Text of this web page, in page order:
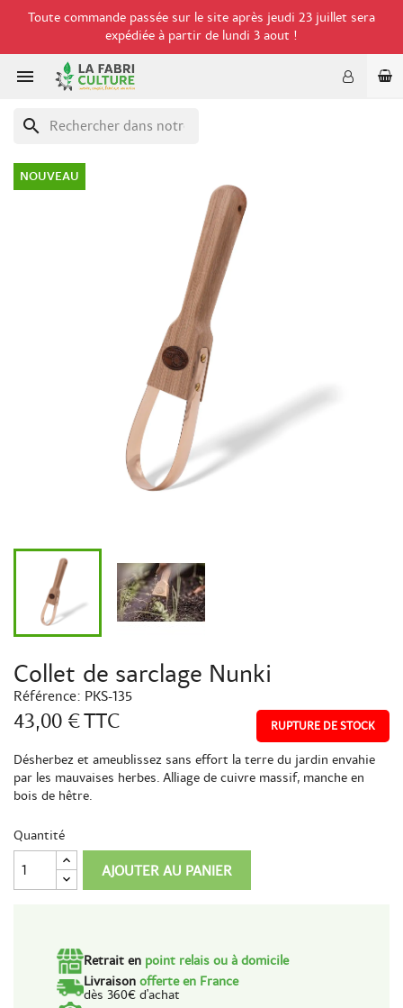
Toute commande passée sur le site après jeudi 23 juillet sera
expédiée à partir de lundi 3 aout !

search
NOUVEAU
Collet de sarclage Nunki
Référence: PKS-135
43,00 €TTC RUPTURE DE STOCK
Désherbez et ameublissez sans effort la terre du jardin envahie
par les mauvaises herbes. Alliage de cuivre massif, manche en
bois de hêtre.
Quantité
AJOUTER AU PANIER
Retrait en point relais ou à domicile
Livraison offerte en France
dès 360€ d'achat